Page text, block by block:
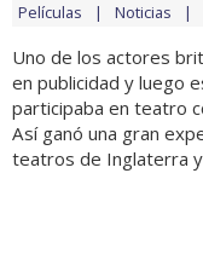
Películas Noticias
Uno de los actores
en publicidad y luego
participaba en teatro
Así ganó una gran
teatros de Inglaterra y